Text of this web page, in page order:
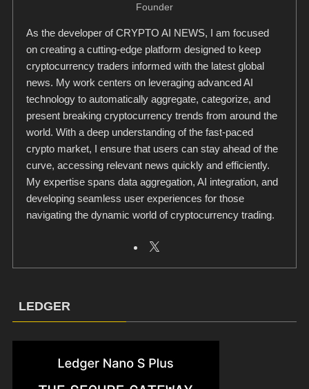
Founder
As the developer of CRYPTO AI NEWS, I am focused
on creating a cutting-edge platform designed to keep
cryptocurrency traders informed with the latest global
news. My work centers on leveraging advanced AI
technology to automatically aggregate, categorize, and
present breaking cryptocurrency trends from around the
world. With a deep understanding of the fast-paced
crypto market, I ensure that users can stay ahead of the
curve, accessing relevant news quickly and efficiently.
My expertise spans data aggregation, AI integration, and
developing seamless user experiences for those
navigating the dynamic world of cryptocurrency trading.
LEDGER